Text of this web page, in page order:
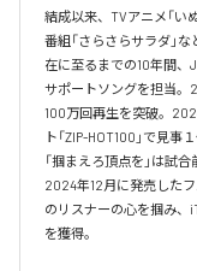
結成以来、TVアニメ「い
番組「さらさらサラダ」
在に至るまでの10年間、
サポートソングを担当。
100万回再生を突破。
ト「ZIP-HOT100」で見
「掴まえろ頂点を」は試
2024年12月に発売した
のリスナーの心を掴み、
を獲得。